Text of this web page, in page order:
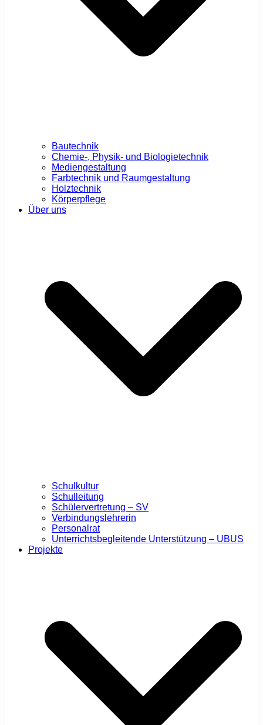
Bautechnik
Chemie-, Physik- und Biologietechnik
Mediengestaltung
Farbtechnik und Raumgestaltung
Holztechnik
Körperpflege
Über uns
Schulkultur
Schulleitung
Schülervertretung – SV
Verbindungslehrerin
Personalrat
Unterrichtsbegleitende Unterstützung – UBUS
Projekte